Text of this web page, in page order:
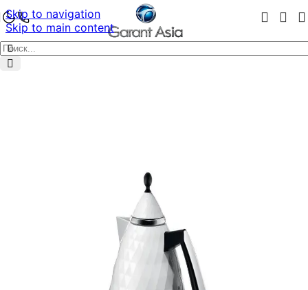
Skip to navigation
Skip to main content